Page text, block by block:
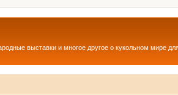
выставки и многое другое о кукольном мире